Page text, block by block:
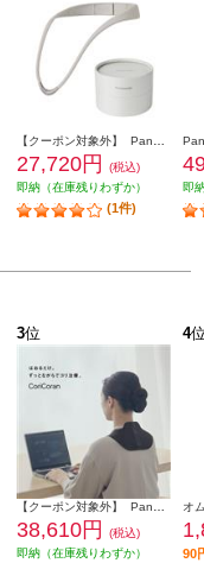
【クーポン対象外】 Panasonic 高周波治療器 CoriCoran（コリコラン）ループ [家庭用高周波治療器/グレージュ] EW-RA520-H
27,720円
(税込)
即納（在庫残りわずか）
(1件)
即
3位
【クーポン対象外】 Panasonic 高周波治療器 CoriCoran(コリコラン)ワイド【家庭用高周波治療器/広範囲に治療/簡単装着/ブラック】 EW-RA550-K
38,610円
(税込)
即納（在庫残りわずか）
4
90